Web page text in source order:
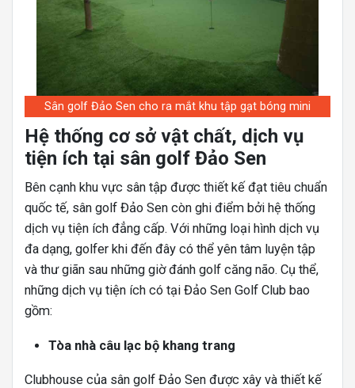
Sân golf Đảo Sen cho ra mắt khu tập gạt bóng mini
Hệ thống cơ sở vật chất, dịch vụ
tiện ích tại sân golf Đảo Sen
Bên cạnh khu vực sân tập được thiết kế đạt tiêu chuẩn
quốc tế, sân golf Đảo Sen còn ghi điểm bởi hệ thống
dịch vụ tiện ích đẳng cấp. Với những loại hình dịch vụ
đa dạng, golfer khi đến đây có thể yên tâm luyện tập
và thư giãn sau những giờ đánh golf căng não. Cụ thể,
những dịch vụ tiện ích có tại Đảo Sen Golf Club bao
gồm:
Tòa nhà câu lạc bộ khang trang
Clubhouse của sân golf Đảo Sen được xây và thiết kế